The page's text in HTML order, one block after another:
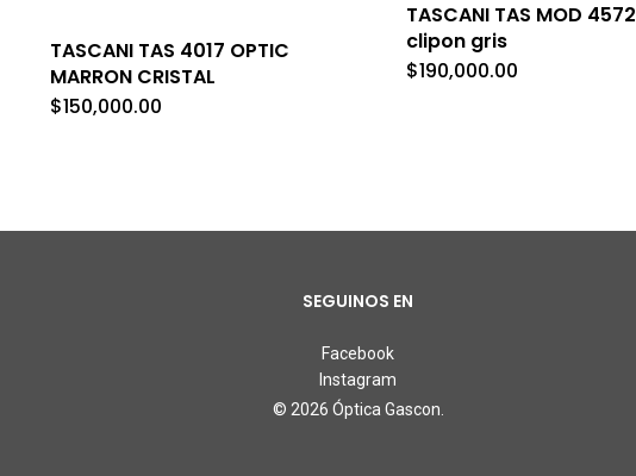
TASCANI TAS 4017 OPTIC
MARRON CRISTAL
$150,000.00
TASCANI TAS MOD 4572
clipon gris
$190,000.00
SEGUINOS EN
Facebook
Instagram
© 2026 Óptica Gascon.